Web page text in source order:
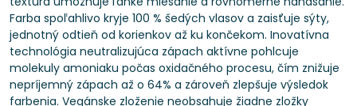
Farba spoľahlivo kryje 100 % šedých vlasov a zaisťuje sýty,
jednotný odtieň od korienkov až ku končekom. Inovatívna
technológia neutralizujúca zápach aktívne pohlcuje
molekuly amoniaku počas oxidačného procesu, čím znižuje
nepríjemný zápach až o 64% a zároveň zlepšuje výsledok
farbenia. Vegánske zloženie neobsahuje žiadne zložky